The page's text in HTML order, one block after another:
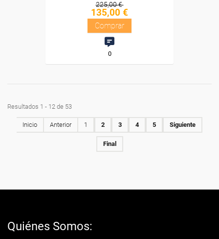
225,00 €
135,00 €
Comprar
0
Resultados 1 - 12 de 53
Inicio Anterior 1 2 3 4 5 Siguiente
Final
Quiénes Somos: